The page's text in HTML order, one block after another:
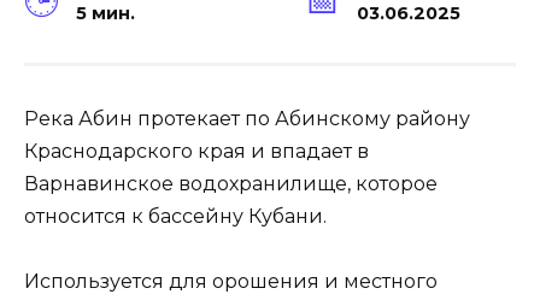
5 мин. 03.06.2025
Река Абин протекает по Абинскому району
Краснодарского края и впадает в
Варнавинское водохранилище, которое
относится к бассейну Кубани.
Используется для орошения и местного